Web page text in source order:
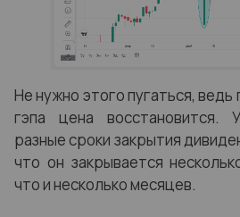
Не нужно этого пугаться,
гэпа цена восстановится.
разные сроки закрытия
что он закрывается
что и несколько месяцев.